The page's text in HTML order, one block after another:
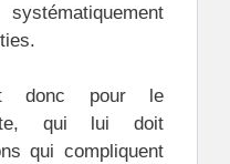
donc pour le
qui lui doit
qui compliquent